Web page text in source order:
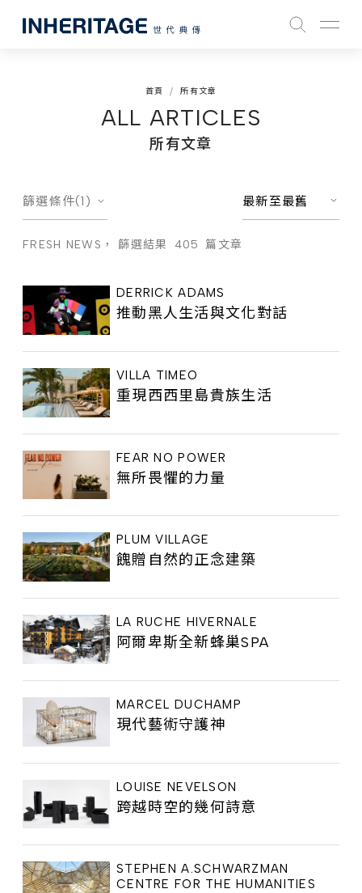
首頁 所有文章
ALL ARTICLES
所有文章
篩選條件(1) 最新至最舊
FRESH NEWS， 篩選結果 405 篇文章
DERRICK ADAMS
推動黑人生活與文化對話
VILLA TIMEO
重現西西里島貴族生活
FEAR NO POWER
無所畏懼的力量
PLUM VILLAGE
餽贈自然的正念建築
LA RUCHE HIVERNALE
阿爾卑斯全新蜂巢SPA
MARCEL DUCHAMP
現代藝術守護神
LOUISE NEVELSON
跨越時空的幾何詩意
STEPHEN A.SCHWARZMAN
CENTRE FOR THE HUMANITIES